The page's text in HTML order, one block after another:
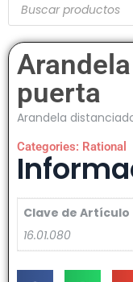
puerta
Arandela
Categories: Rational
Clave de Artículo
16.01.080